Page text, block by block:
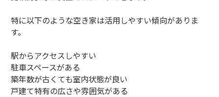
特に以下のような空き家は活用しやすい傾向がありま
す。
駅からアクセスしやすい
駐車スペースがある
築年数が古くても室内状態が良い
戸建て特有の広さや雰囲気がある